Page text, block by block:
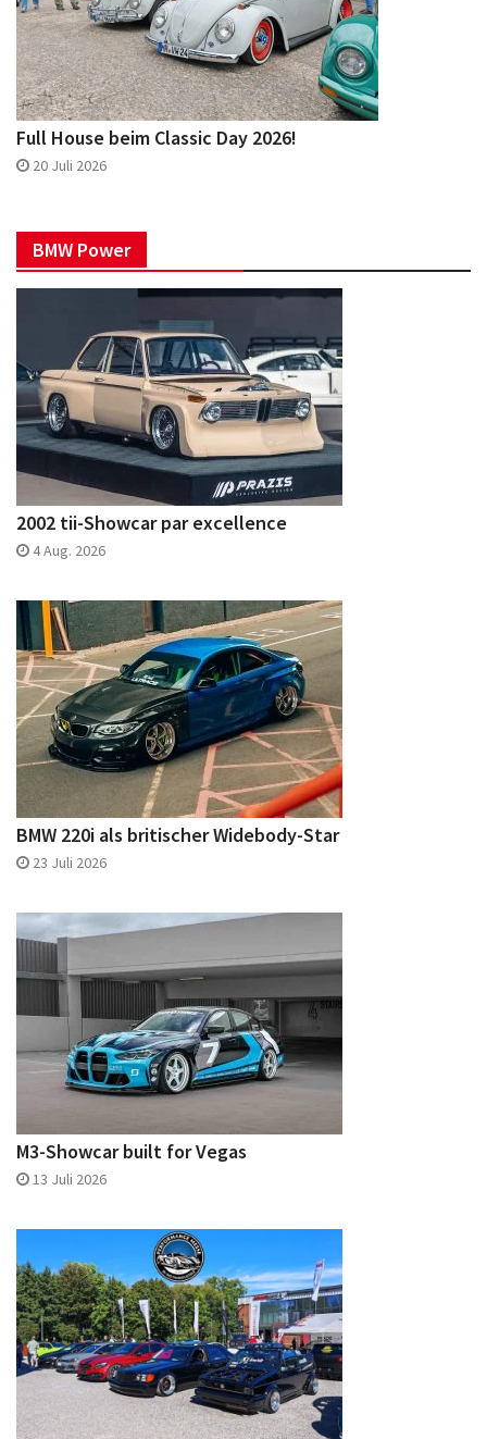
Full House beim Classic Day 2026!
20 Juli 2026
BMW Power
2002 tii-Showcar par excellence
4 Aug. 2026
BMW 220i als britischer Widebody-Star
23 Juli 2026
M3-Showcar built for Vegas
13 Juli 2026